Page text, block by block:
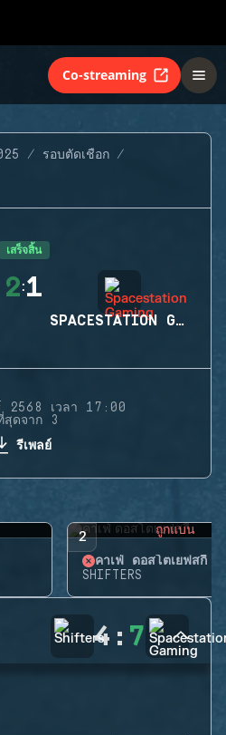
Co-streaming
รอบตัดเชือก
เสร็จสิ้น
2:1
SPACESTATION GAMING
2568 เวลา 17:00
สุดจาก 3
รีเพลย์
2 ถูกแบน
คาเฟ่ ดอสโตเยฟสกี้
SHIFTERS
4 : 7